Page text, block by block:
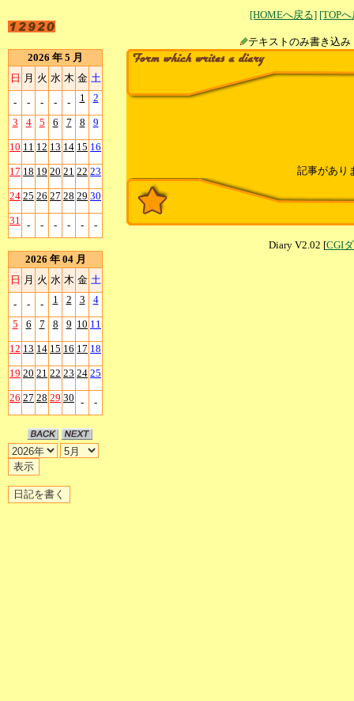
[HOMEへ戻る] [TOP
テキストのみ書
2026 年 5 月
日 月 火 水 木 金 土
- - - - - 1 2
3 4 5 6 7 8 9
10 11 12 13 14 15 16
17 18 19 20 21 22 23
24 25 26 27 28 29 30
31 - - - - - -
2026 年 04 月
日 月 火 水 木 金 土
- - - 1 2 3 4
5 6 7 8 9 10 11
12 13 14 15 16 17 18
19 20 21 22 23 24 25
26 27 28 29 30 - -
記事があり
Diary V2.02 [CGI